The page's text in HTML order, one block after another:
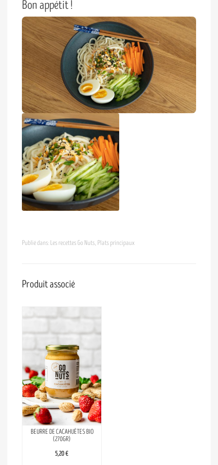
Bon appétit !
Publié dans:Les recettes Go Nuts, Plats principaux
Produit associé
BEURRE DE CACAHUÈTES BIO
(270GR)
5,20 €